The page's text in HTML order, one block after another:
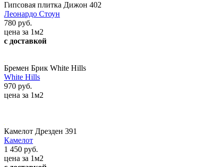
Гипсовая плитка Дижон 402
Леонардо Стоун
780 руб.
цена за 1м2
с доставкой
Бремен Брик White Hills
White Hills
970 руб.
цена за 1м2
Камелот Дрезден 391
Камелот
1 450 руб.
цена за 1м2